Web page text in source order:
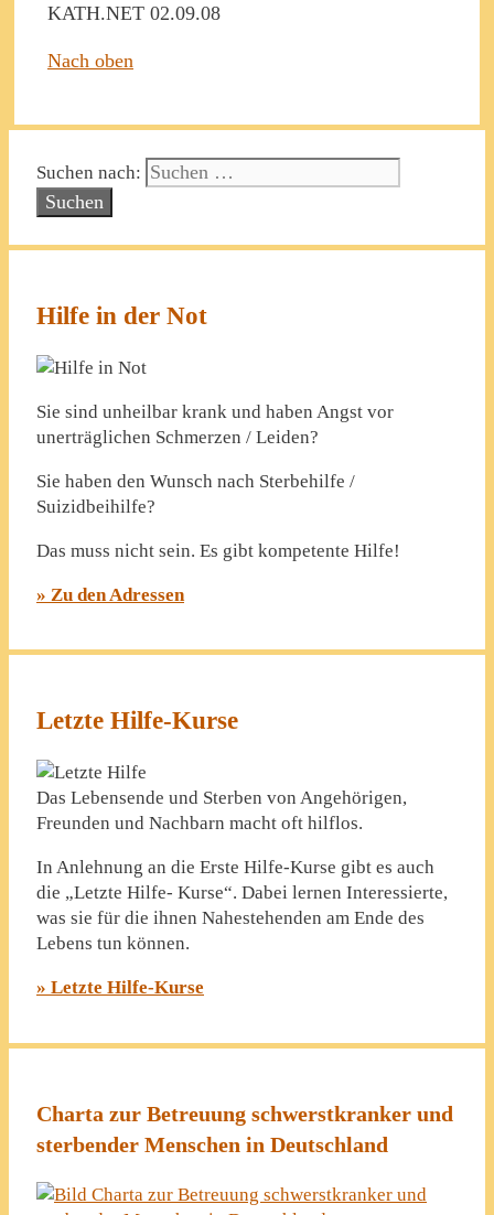
KATH.NET 02.09.08
Nach oben
Suchen nach:
Hilfe in der Not
Sie sind unheilbar krank und haben Angst vor
unerträglichen Schmerzen / Leiden?
Sie haben den Wunsch nach Sterbehilfe /
Suizidbeihilfe?
Das muss nicht sein. Es gibt kompetente Hilfe!
» Zu den Adressen
Letzte Hilfe-Kurse
Das Lebensende und Sterben von Angehörigen,
Freunden und Nachbarn macht oft hilflos.
In Anlehnung an die Erste Hilfe-Kurse gibt es auch
die „Letzte Hilfe- Kurse“. Dabei lernen Interessierte,
was sie für die ihnen Nahestehenden am Ende des
Lebens tun können.
» Letzte Hilfe-Kurse
Charta zur Betreuung schwerstkranker und
sterbender Menschen in Deutschland